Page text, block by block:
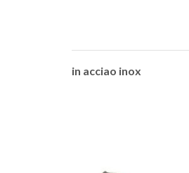
in acciao inox